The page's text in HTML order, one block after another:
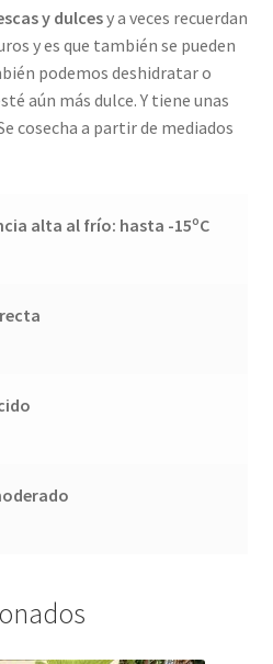
y dulcesy a veces recuerdan
y es que también se pueden
podemos deshidratar o
aún más dulce. Y tiene unas
cosecha a partir de mediados
alta al frío: hasta -15ºC